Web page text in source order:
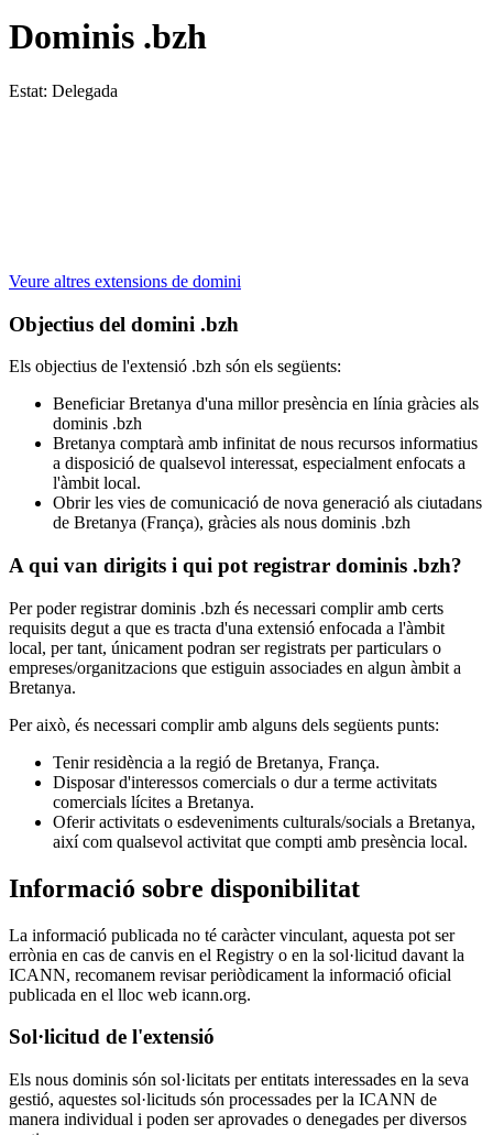
Dominis .bzh
Estat: Delegada
Veure altres extensions de domini
Objectius del domini .bzh
Els objectius de l'extensió .bzh són els següents:
Beneficiar Bretanya d'una millor presència en línia gràcies als
dominis .bzh
Bretanya comptarà amb infinitat de nous recursos informatius
a disposició de qualsevol interessat, especialment enfocats a
l'àmbit local.
Obrir les vies de comunicació de nova generació als ciutadans
de Bretanya (França), gràcies als nous dominis .bzh
A qui van dirigits i qui pot registrar dominis .bzh?
Per poder registrar dominis .bzh és necessari complir amb certs
requisits degut a que es tracta d'una extensió enfocada a l'àmbit
local, per tant, únicament podran ser registrats per particulars o
empreses/organitzacions que estiguin associades en algun àmbit a
Bretanya.
Per això, és necessari complir amb alguns dels següents punts:
Tenir residència a la regió de Bretanya, França.
Disposar d'interessos comercials o dur a terme activitats
comercials lícites a Bretanya.
Oferir activitats o esdeveniments culturals/socials a Bretanya,
així com qualsevol activitat que compti amb presència local.
Informació sobre disponibilitat
La informació publicada no té caràcter vinculant, aquesta pot ser
errònia en cas de canvis en el Registry o en la sol·licitud davant la
ICANN, recomanem revisar periòdicament la informació oficial
publicada en el lloc web icann.org.
Sol·licitud de l'extensió
Els nous dominis són sol·licitats per entitats interessades en la seva
gestió, aquestes sol·licituds són processades per la ICANN de
manera individual i poden ser aprovades o denegades per diversos